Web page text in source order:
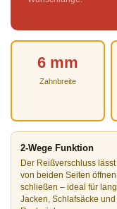
6 mm
Zahnbreite
2-Wege Funktion
Der Reißverschluss lässt
von beiden Seiten öffnen
schließen – ideal für
Jacken, Schlafsäcke und